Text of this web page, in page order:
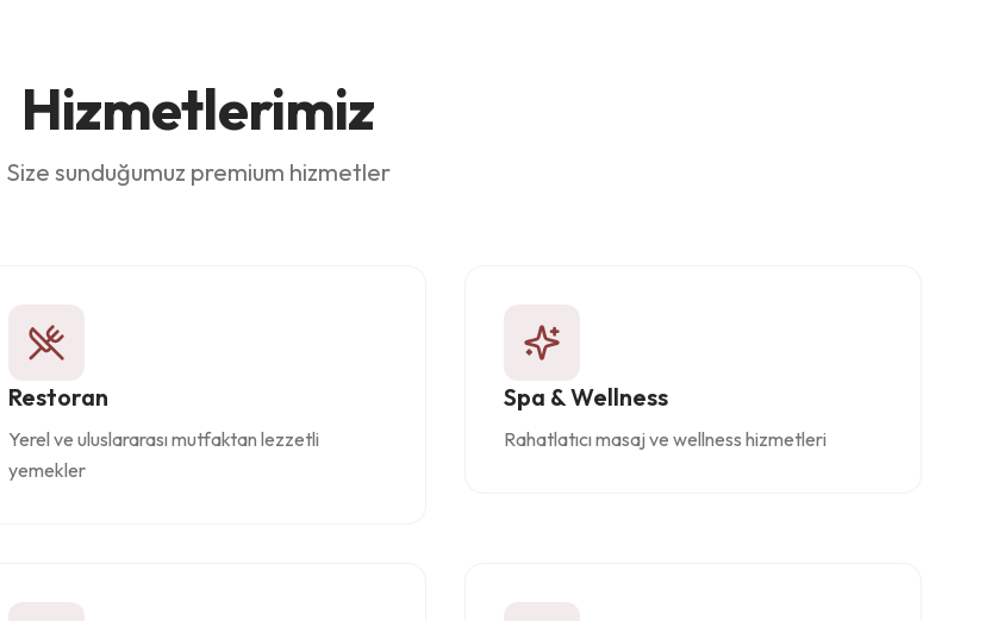
Hizmetlerimiz
Size sunduğumuz premium hizmetler
Restoran
Yerel ve uluslararası mutfaktan lezzetli
yemekler
Spa & Wellness
Rahatlatıcı masaj ve wellness hizmetleri